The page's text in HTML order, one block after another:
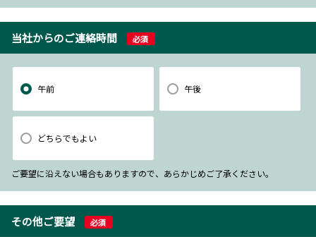
当社からのご連絡時間 必須
午前 午後
どちらでもよい
ご要望に沿えない場合もありますので、あらかじめご了承ください。
その他ご要望 必須